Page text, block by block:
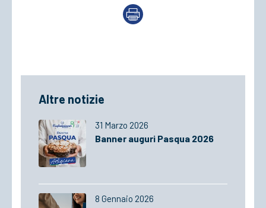
Altre notizie
31 Marzo 2026
Banner auguri Pasqua 2026
8 Gennaio 2026